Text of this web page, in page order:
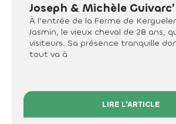
Joseph & Michèle
À l’entrée de la Ferme de
Jasmin, le vieux cheval de 28 ans,
visiteurs. Sa présence tranquille
tout va à
LIRE L'ARTICLE